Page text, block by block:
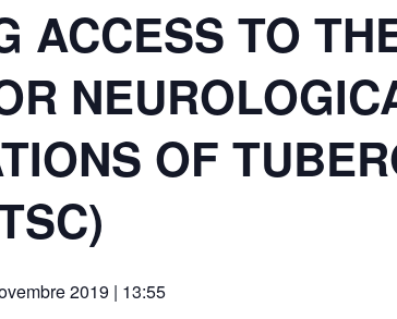
ACCESS TO
OF
2019 | 13:55